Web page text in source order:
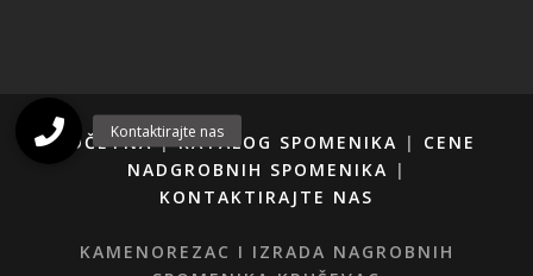
POČETNA|KATALOG SPOMENIKA | CENE
NADGROBNIH SPOMENIKA |
KONTAKTIRAJTE NAS
KAMENOREZAC I IZRADA NAGROBNIH